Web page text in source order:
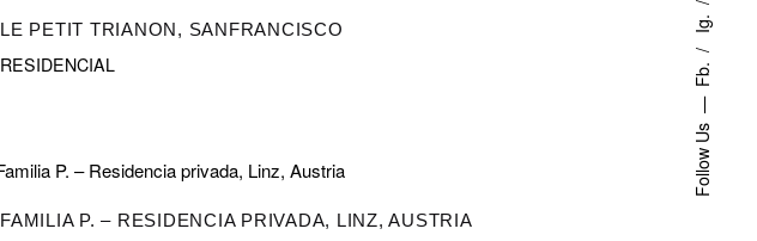
Follow Us
Fb.
Ig.
LE PETIT TRIANON, SANFRANCISCO
RESIDENCIAL
FAMILIA P. – RESIDENCIA PRIVADA, LINZ, AUSTRIA